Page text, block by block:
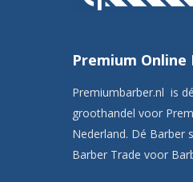
Premium Online
Premiumbarber.nl is
groothandel voor
Nederland. Dé Barber
Barber Trade voor